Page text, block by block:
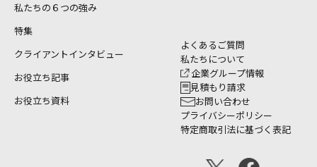
私たちの６つの強み
特集
クライアントインタビュー
お役立ち記事
お役立ち資料
よくあるご質問
私たちについて
企業グループ情報
見積もり請求
お問い合わせ
プライバシーポリシー
特定商取引法に基づく表記